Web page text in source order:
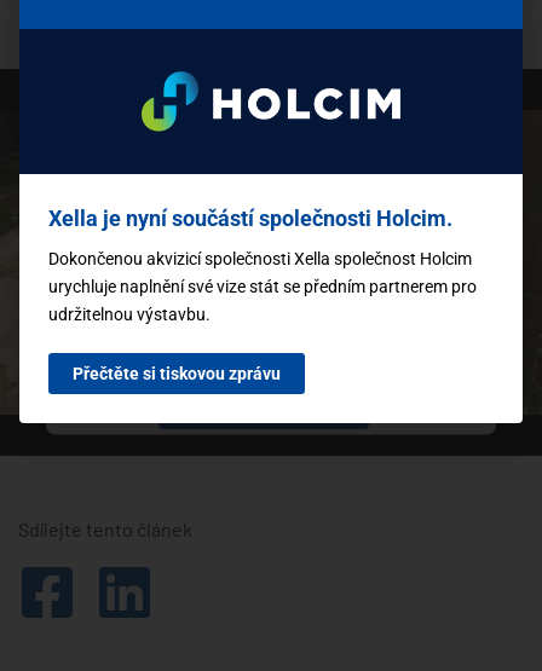
K načtení služby YouTube Video
která může shromažďovat údaje o vaší aktivitě.
Chcete-li toto video přehrát, přečtěte si
podrobnosti a přijměte podmínky služby.
Sdílejte tento článek
Xella je nyní součástí společnosti Holcim.
Dokončenou akvizicí společnosti Xella společnost Holcim
urychluje naplnění své vize stát se předním partnerem pro
udržitelnou výstavbu.
Přečtěte si tiskovou zprávu